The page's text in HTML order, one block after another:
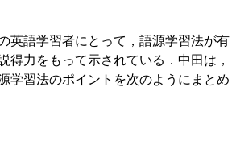
英語学習者にとって，語源学習法が有
得力をもって示されている．中田は，
学習法のポイントを次のようにまとめ